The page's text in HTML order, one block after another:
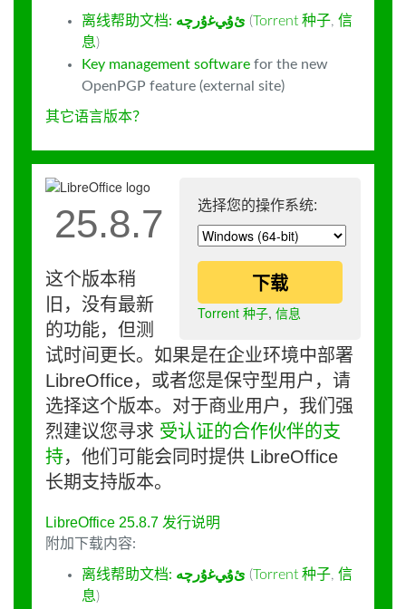
离线帮助文档: ﺉۇﻲﻏۇﺭچە (Torrent 种子, 信
息)
Key management software for the new
OpenPGP feature (external site)
其它语言版本？
选择您的操作系统:
下载
Torrent 种子, 信息
25.8.7
这个版本稍
旧，没有最新
的功能，但测
试时间更长。如果是在企业环境中部署
LibreOffice，或者您是保守型用户，请
选择这个版本。对于商业用户，我们强
烈建议您寻求 受认证的合作伙伴的支
持，他们可能会同时提供 LibreOffice
长期支持版本。
LibreOffice 25.8.7 发行说明
附加下载内容:
离线帮助文档: ﺉۇﻲﻏۇﺭچە (Torrent 种子, 信
息)